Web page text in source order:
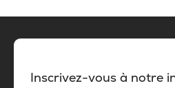
Inscrivez-vous à notre